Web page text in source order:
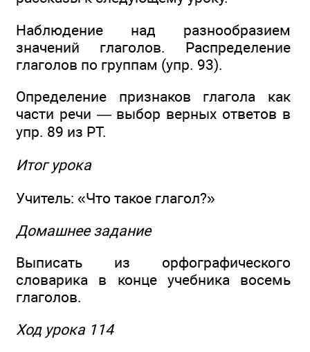
Наблюдение над разнообразием
значений глаголов. Распределение
глаголов по группам (упр. 93).
Определение признаков глагола как
части речи — выбор верных ответов в
упр. 89 из РТ.
Итог урока
Учитель: «Что такое глагол?»
Домашнее задание
Выписать из орфографического
словарика в конце учебника восемь
глаголов.
Ход урока 114